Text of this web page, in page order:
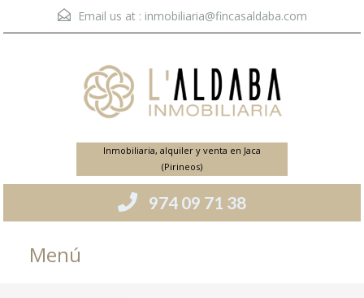
Email us at : inmobiliaria@fincasaldaba.com
Inmobiliaria, alquiler y venta en Jaca
(Pirineos)
974 09 71 38
Menú